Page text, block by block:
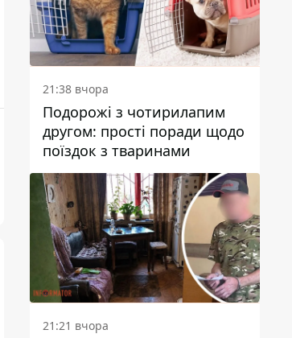
21:38 вчора
Подорожі з чотирилапим
другом: прості поради щодо
поїздок з тваринами
21:21 вчора